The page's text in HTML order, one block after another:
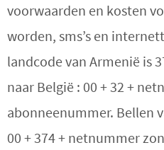
voorwaarden en kosten
worden, sms’s en
landcode van Armenië is
naar België : 00 + 32 +
abonneenummer. Bellen
00 + 374 + netnummer